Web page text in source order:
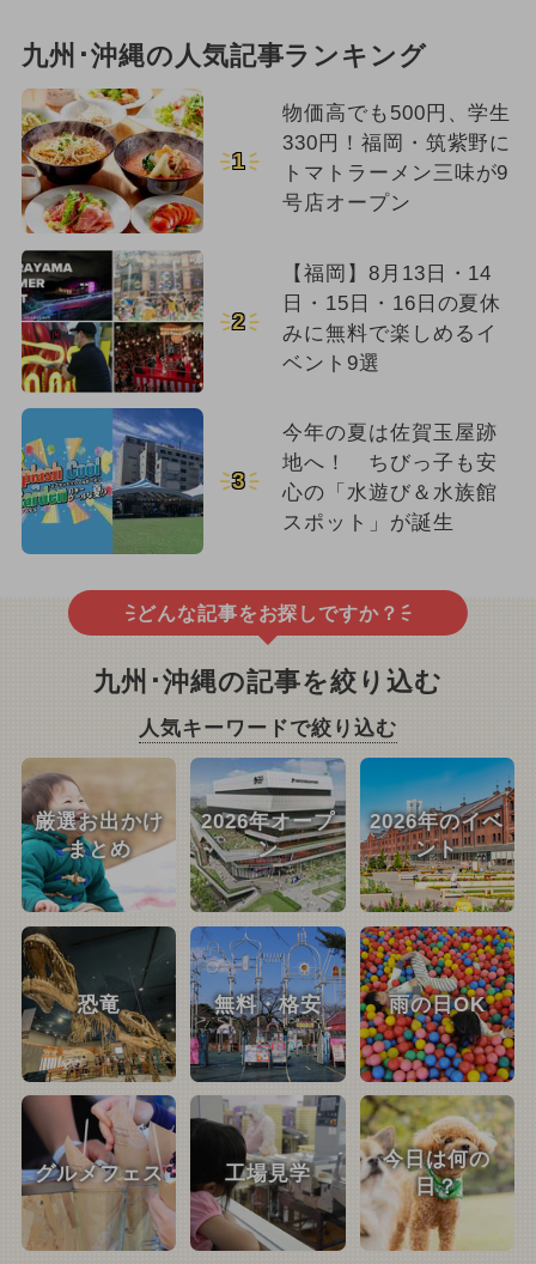
九州･沖縄の人気記事ランキング
1
物価高でも500円、学生
330円！福岡・筑紫野に
トマトラーメン三味が9
号店オープン
2
【福岡】8月13日・14
日・15日・16日の夏休
みに無料で楽しめるイ
ベント9選
3
今年の夏は佐賀玉屋跡
地へ！ ちびっ子も安
心の「水遊び＆水族館
スポット」が誕生
どんな記事をお探しですか？
九州･沖縄の記事を絞り込む
人気キーワードで絞り込む
厳選お出かけ
まとめ
2026年オープ
ン
2026年のイベ
ント
恐竜 無料・格安 雨の日OK
グルメフェス 工場見学
今日は何の
日？